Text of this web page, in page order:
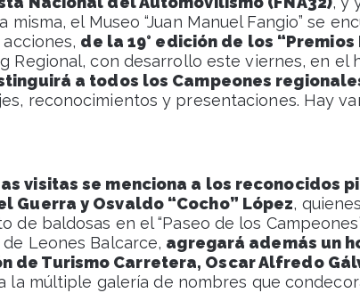
el Museo “Juan Manuel Fangio” se
de la 19° edición de los “Premios
Regional, con desarrollo este viernes, en el
a todos los Campeones
reconocimientos y presentaciones. Hay
visitas se menciona a los reconocidos
Guerra y Osvaldo “Cocho” López,
de baldosas en el “Paseo de los
Leones Balcarce, agregará además un
de Turismo Carretera, Oscar Alfredo
la múltiple galería de nombres que